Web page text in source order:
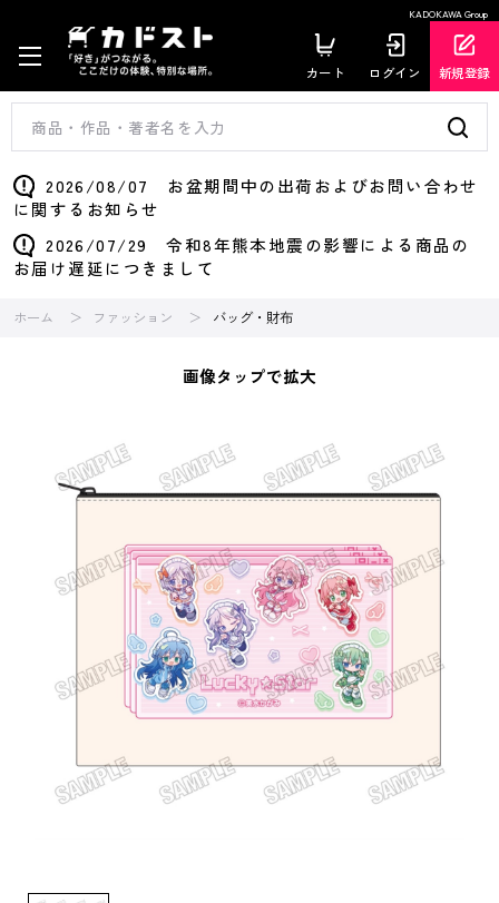
KADOKAWA Group
カート ログイン 新規登録
2026/08/07 お盆期間中の出荷およびお問い合わせ
に関するお知らせ
2026/07/29 令和8年熊本地震の影響による商品の
お届け遅延につきまして
ホーム ファッション バッグ・財布
画像タップで拡大